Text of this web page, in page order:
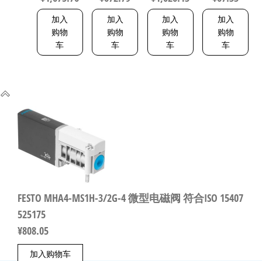
加入
购物
车
15552
553463
加入
购物
车
5-2 8001232
加入
购物
车
加入
购物
车
FESTO MHA4-MS1H-3/2G-4 微型电磁阀 符合ISO 15407
525175
¥808.05
加入购物车